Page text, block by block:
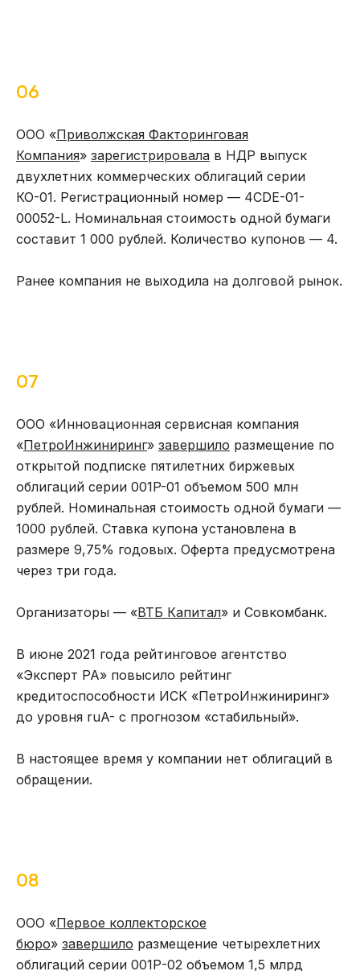
06
ООО «Приволжская Факторинговая
Компания» зарегистрировала в НДР выпуск
двухлетних коммерческих облигаций серии
КО-01. Регистрационный номер — 4CDE-01-
00052-L. Номинальная стоимость одной бумаги
составит 1 000 рублей. Количество купонов — 4.
Ранее компания не выходила на долговой рынок.
07
ООО «Инновационная сервисная компания
«ПетроИнжиниринг» завершило размещение по
открытой подписке пятилетних биржевых
облигаций серии 001P-01 объемом 500 млн
рублей. Номинальная стоимость одной бумаги —
1000 рублей. Ставка купона установлена в
размере 9,75% годовых. Оферта предусмотрена
через три года.
Организаторы — «ВТБ Капитал» и Совкомбанк.
В июне 2021 года рейтинговое агентство
«Эксперт РА» повысило рейтинг
кредитоспособности ИСК «ПетроИнжиниринг»
до уровня ruA- с прогнозом «стабильный».
В настоящее время у компании нет облигаций в
обращении.
08
ООО «Первое коллекторское
бюро» завершило размещение четырехлетних
облигаций серии 001Р-02 объемом 1,5 млрд